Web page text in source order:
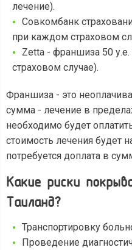
лечение).
Совкомбанк
при каждом страховом
Zetta - франшиза 50
страховом случае).
Франшиза - это
сумма - лечение в
необходимо будет
стоимость лечения будет
потребуется доплата в
Какие риски
Таиланд?
Транспортировку
Проведение